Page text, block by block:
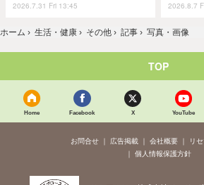
2026.7.31 Fri 13:45 2026.8.7
ホーム › 生活・健康 › その他 › 記事 › 写真・画像
TOP
Home Facebook X YouTube
お問合せ 広告掲載 会社概要
リ
個人情報保護方針